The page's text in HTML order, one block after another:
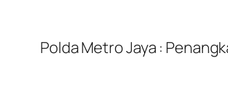
Polda Metro Jaya :